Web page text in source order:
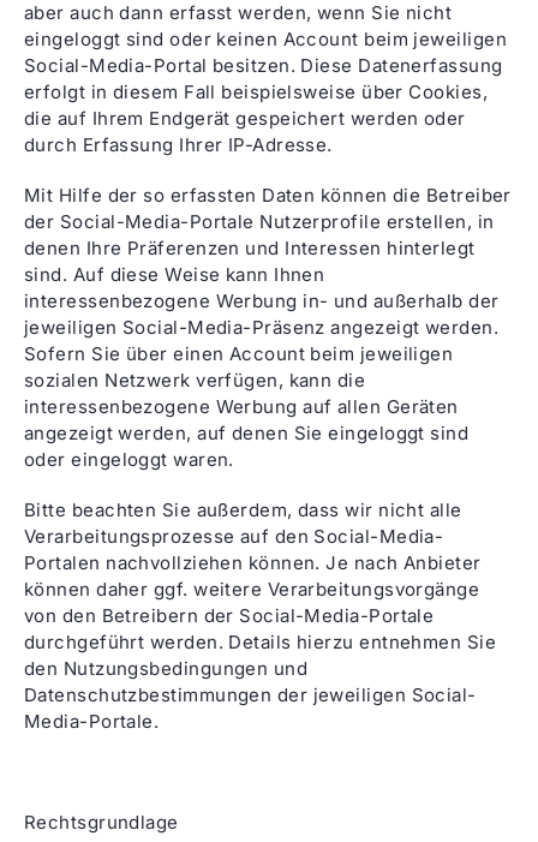
aber auch dann erfasst werden, wenn Sie nicht
eingeloggt sind oder keinen Account beim jeweiligen
Social-Media-Portal besitzen. Diese Datenerfassung
erfolgt in diesem Fall beispielsweise über Cookies,
die auf Ihrem Endgerät gespeichert werden oder
durch Erfassung Ihrer IP-Adresse.
Mit Hilfe der so erfassten Daten können die Betreiber
der Social-Media-Portale Nutzerprofile erstellen, in
denen Ihre Präferenzen und Interessen hinterlegt
sind. Auf diese Weise kann Ihnen
interessenbezogene Werbung in- und außerhalb der
jeweiligen Social-Media-Präsenz angezeigt werden.
Sofern Sie über einen Account beim jeweiligen
sozialen Netzwerk verfügen, kann die
interessenbezogene Werbung auf allen Geräten
angezeigt werden, auf denen Sie eingeloggt sind
oder eingeloggt waren.
Bitte beachten Sie außerdem, dass wir nicht alle
Verarbeitungsprozesse auf den Social-Media-
Portalen nachvollziehen können. Je nach Anbieter
können daher ggf. weitere Verarbeitungsvorgänge
von den Betreibern der Social-Media-Portale
durchgeführt werden. Details hierzu entnehmen Sie
den Nutzungsbedingungen und
Datenschutzbestimmungen der jeweiligen Social-
Media-Portale.
Rechtsgrundlage